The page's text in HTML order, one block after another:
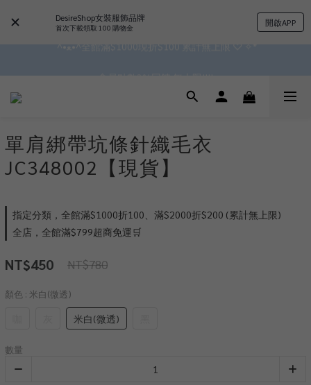
DesireShop女裝服飾品牌
首次下載領取 100 購物金 開啟APP
✿॰ॱ*｡ﾟ 全館滿$799即免運ॱ*｡ﾟ✿
單肩綁帶坑條針織毛衣
JC348002【現貨】
指定分類，全館滿$1000折100、滿$2000折$200 (累計無上限)
全店，全館滿$799超商免運🛒
NT$450 NT$780
顏色 : 米白(微透)
米白(微透)
數量